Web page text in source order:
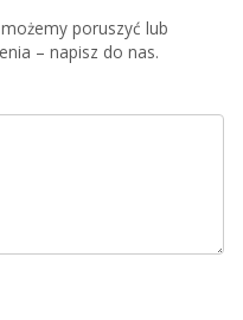
poruszyć lub
– napisz do nas.